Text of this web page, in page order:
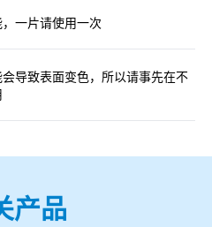
一片请使用一次
导致表面变色，所以请事先在不
产品